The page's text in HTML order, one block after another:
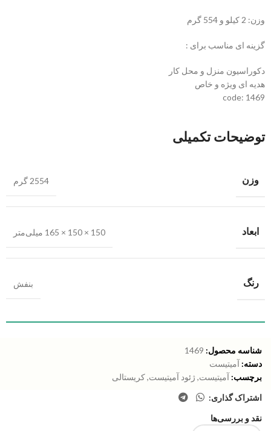
وزن: 2 کیلو و 554 گرم
گزینه ای مناسب برای :
دکوراسیون منزل و محل کار
هدیه ای ویژه و خاص
code: 1469
توضیحات تکمیلی
وزن 2554 گرم
ابعاد 150 × 150 × 165 میلی‌متر
رنگ بنفش
شناسه محصول: 1469
دسته: آمیتیست
برچسب: آمیتیست, ژئود آمیتیست,کریستالی
اشتراک گذاری:
نقد و بررسی‌ها